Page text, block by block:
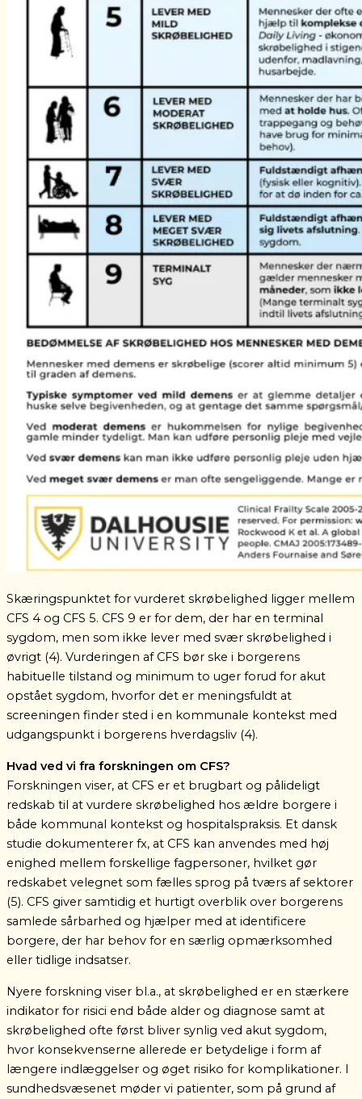
Skæringspunktet for vurderet skrøbelighed ligger mellem
CFS 4 og CFS 5. CFS 9 er for dem, der har en terminal
sygdom, men som ikke lever med svær skrøbelighed i
øvrigt (4). Vurderingen af CFS bør ske i borgerens
habituelle tilstand og minimum to uger forud for akut
opstået sygdom, hvorfor det er meningsfuldt at
screeningen finder sted i en kommunale kontekst med
udgangspunkt i borgerens hverdagsliv (4).
Hvad ved vi fra forskningen om CFS?
Forskningen viser, at CFS er et brugbart og pålideligt
redskab til at vurdere skrøbelighed hos ældre borgere i
både kommunal kontekst og hospitalspraksis. Et dansk
studie dokumenterer fx, at CFS kan anvendes med høj
enighed mellem forskellige fagpersoner, hvilket gør
redskabet velegnet som fælles sprog på tværs af sektorer
(5). CFS giver samtidig et hurtigt overblik over borgerens
samlede sårbarhed og hjælper med at identificere
borgere, der har behov for en særlig opmærksomhed
eller tidlige indsatser.
Nyere forskning viser bl.a., at skrøbelighed er en stærkere
indikator for risici end både alder og diagnose samt at
skrøbelighed ofte først bliver synlig ved akut sygdom,
hvor konsekvenserne allerede er betydelige i form af
længere indlæggelser og øget risiko for komplikationer. I
sundhedsvæsenet møder vi patienter, som på grund af